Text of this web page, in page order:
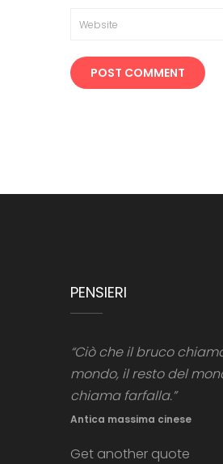
PENSIERI
“Ciò che il bruco
mondo, il resto del
chiama farfalla.”
Antica massima cinese
Get another quote